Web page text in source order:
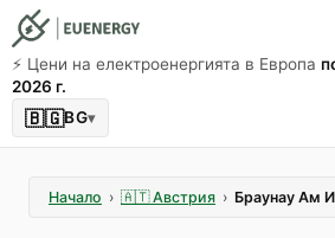
⚡️ Цени на електроенергията в Европа
2026 г.
🇧🇬BG▾
Начало › 🇦🇹 Австрия › Браунау Ам